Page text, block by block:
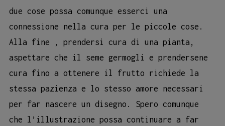
due cose possa comunque esserci una
connessione nella cura per le piccole cose.
Alla fine , prendersi cura di una pianta,
aspettare che il seme germogli e prendersene
cura fino a ottenere il frutto richiede la
stessa pazienza e lo stesso amore necessari
per far nascere un disegno. Spero comunque
che l’illustrazione possa continuare a far